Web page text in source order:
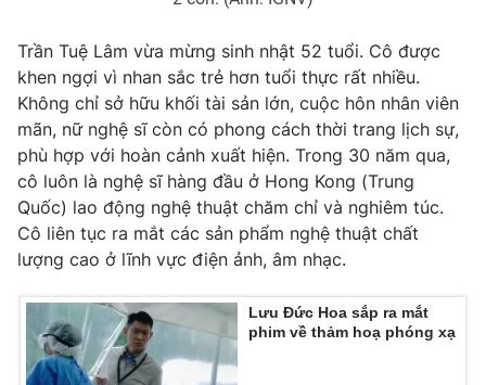
Trần Tuệ Lâm vừa mừng sinh nhật 52 tuổi. Cô được
khen ngợi vì nhan sắc trẻ hơn tuổi thực rất nhiều.
Không chỉ sở hữu khối tài sản lớn, cuộc hôn nhân viên
mãn, nữ nghệ sĩ còn có phong cách thời trang lịch sự,
phù hợp với hoàn cảnh xuất hiện. Trong 30 năm qua,
cô luôn là nghệ sĩ hàng đầu ở Hong Kong (Trung
Quốc) lao động nghệ thuật chăm chỉ và nghiêm túc.
Cô liên tục ra mắt các sản phẩm nghệ thuật chất
lượng cao ở lĩnh vực điện ảnh, âm nhạc.
Lưu Đức Hoa sắp ra mắt
phim về thảm hoạ phóng xạ